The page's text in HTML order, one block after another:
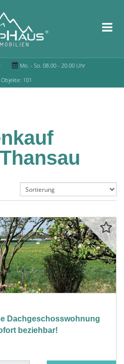
Mo. - So. 08.00 - 20.00 Uhr
Objekte: 101
Dachgeschosswohnung
beziehbar!